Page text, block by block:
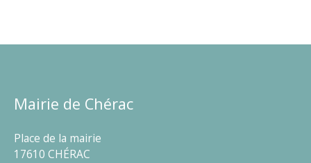
Mairie de Chérac
Place de la mairie
17610 CHÉRAC